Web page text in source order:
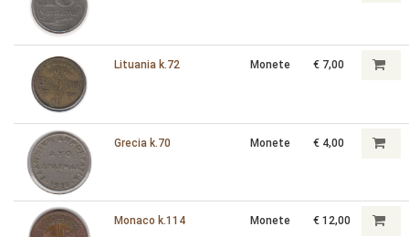
Lituania k.72 Monete € 7,00
Grecia k.70 Monete € 4,00
Monaco k.114 Monete € 12,00